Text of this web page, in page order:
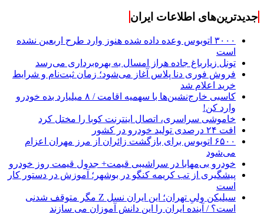
جدیدترین‌های اطلاعات ایران
۳۰۰۰ اتوبوس وعده داده شده هنوز وارد طرح اربعین نشده
است
تونل زیارباغ جاده هراز امسال به بهره‌برداری می‌رسد
فروش فوری دنا پلاس آغاز می‌شود؛ زمان ثبت‌نام و شرایط
خرید اعلام شد
کاسبی خارج‌نشین‌ها با سهمیه اقامت / ۸ میلیارد بده خودرو
وارد کن!
خاموشی سراسری، اتصال اینترنت کوبا را مختل کرد
افت ۲۴ درصدی تولید خودرو در کشور
۶۵۰۰ اتوبوس برای بازگشت زائران از مرز مهران اعزام
می‌شود
خودرو بی‌مهابا در سراشیبی قیمت+ جدول قیمت روز خودرو
پیشگیری از تب کریمه کنگو در بوشهر؛ آموزش در دستور کار
است
سیلیکن ولیِ تهران؛ این ایران نسل Z مگر متوقف شدنی
است؟ / آینده ایران را این دانش آموزان می سازند